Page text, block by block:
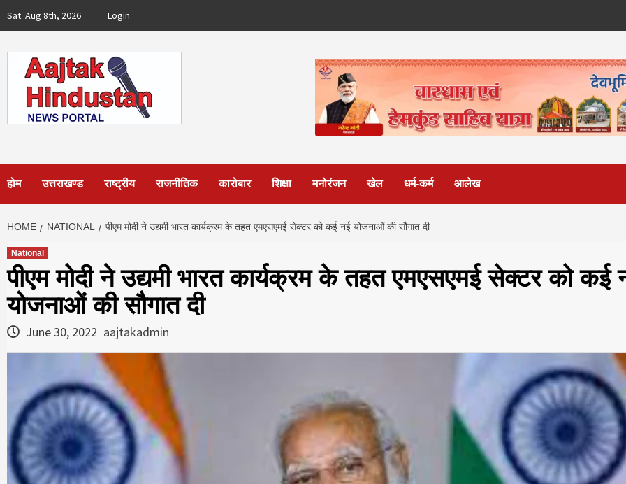
Sat. Aug 8th, 2026 Login
होम उत्तराखण्ड राष्ट्रीय राजनीतिक कारोबार शिक्षा मनोरंजन खेल धर्म-कर्म आलेख
HOME NATIONAL पीएम मोदी ने उद्यमी भारत कार्यक्रम के तहत एमएसएमई सेक्टर को कई नई योजनाओं की सौगात दी
National
पीएम मोदी ने उद्यमी भारत कार्यक्रम के तहत एमएसएमई सेक्टर को कई
योजनाओं की सौगात दी
June 30, 2022 aajtakadmin